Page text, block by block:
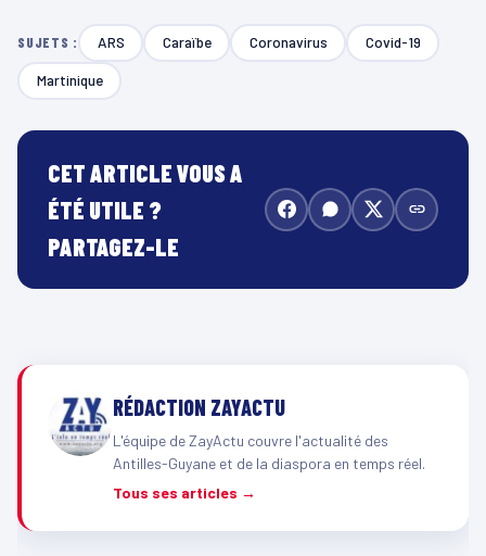
SUJETS : ARS Caraïbe Coronavirus Covid-19
Martinique
CET ARTICLE VOUS A
ÉTÉ UTILE ?
PARTAGEZ-LE
RÉDACTION ZAYACTU
L'équipe de ZayActu couvre l'actualité des
Antilles-Guyane et de la diaspora en temps réel.
Tous ses articles →